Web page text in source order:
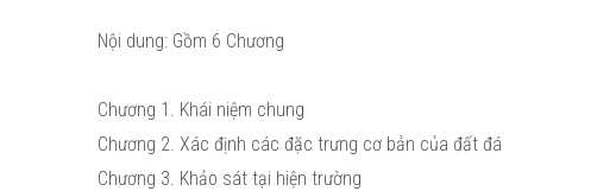
Nội dung: Gồm 6 Chương
Chương 1. Khái niệm chung
Chương 2. Xác định các đặc trưng cơ bản của đất đá
Chương 3. Khảo sát tại hiện trường